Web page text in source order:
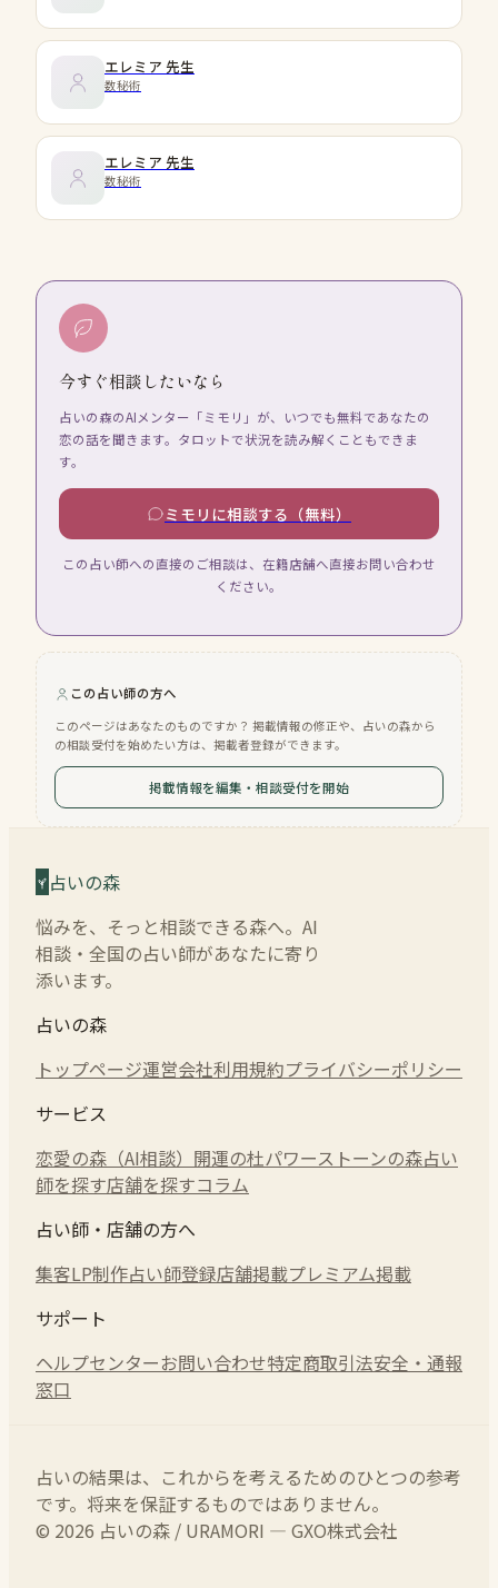
エレミア 先生
数秘術
エレミア 先生
数秘術
今すぐ相談したいなら
占いの森のAIメンター「ミモリ」が、いつでも無料であなたの
恋の話を聞きます。タロットで状況を読み解くこともできま
す。
ミモリに相談する（無料）
この占い師への直接のご相談は、在籍店舗へ直接お問い合わせ
ください。
この占い師の方へ
このページはあなたのものですか？ 掲載情報の修正や、占いの森から
の相談受付を始めたい方は、掲載者登録ができます。
掲載情報を編集・相談受付を開始
占いの森
悩みを、そっと相談できる森へ。AI
相談・全国の占い師があなたに寄り
添います。
占いの森
トップページ運営会社利用規約プライバシーポリシー
サービス
恋愛の森（AI相談） 開運の杜パワーストーンの森占い
師を探す店舗を探すコラム
占い師・店舗の方へ
集客LP制作占い師登録店舗掲載プレミアム掲載
サポート
ヘルプセンターお問い合わせ特定商取引法安全・通報
窓口
占いの結果は、これからを考えるためのひとつの参考
です。将来を保証するものではありません。
© 2026 占いの森 / URAMORI — GXO株式会社